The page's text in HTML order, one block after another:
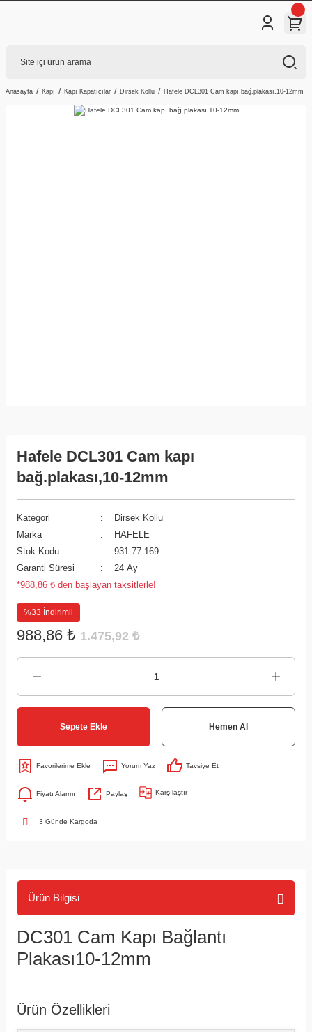
Anasayfa Kapı Kapı Kapatıcılar Dirsek Kollu Hafele DCL301 Cam kapı bağ.plakası,10-12mm
Hafele DCL301 Cam kapı
bağ.plakası,10-12mm
Kategori
Dirsek Kollu
Marka
HAFELE
Stok Kodu
931.77.169
Garanti Süresi
24 Ay
*988,86 ₺ den başlayan taksitlerle!
%33 İndirimli
988,86 ₺ 1.475,92 ₺
Sepete Ekle Hemen Al
Yorum Yaz Tavsiye Et
Fiyatı Alarmı Paylaş Karşılaştır
3 Günde Kargoda
Ürün Bilgisi
DC301 Cam Kapı Bağlantı
Plakası10-12mm
Ürün Özellikleri